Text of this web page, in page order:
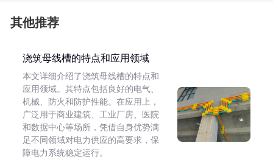
其他推荐
浇筑母线槽的特点和应用领域
本文详细介绍了浇筑母线槽的特点和
应用领域。其特点包括良好的电气、
机械、防火和防护性能。在应用上，
广泛用于商业建筑、工业厂房、医院
和数据中心等场所，凭借自身优势满
足不同领域对电力供应的高要求，保
障电力系统稳定运行。